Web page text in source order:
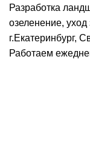
Разработка
озеленение, уход
г.Екатеринбург,
Работаем